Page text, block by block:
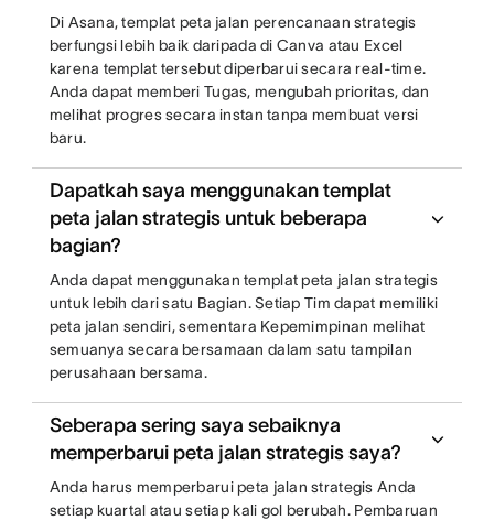
Di Asana, templat peta jalan perencanaan strategis
berfungsi lebih baik daripada di Canva atau Excel
karena templat tersebut diperbarui secara real-time.
Anda dapat memberi Tugas, mengubah prioritas, dan
melihat progres secara instan tanpa membuat versi
baru.
Dapatkah saya menggunakan templat
peta jalan strategis untuk beberapa
bagian?
Anda dapat menggunakan templat peta jalan strategis
untuk lebih dari satu Bagian. Setiap Tim dapat memiliki
peta jalan sendiri, sementara Kepemimpinan melihat
semuanya secara bersamaan dalam satu tampilan
perusahaan bersama.
Seberapa sering saya sebaiknya
memperbarui peta jalan strategis saya?
Anda harus memperbarui peta jalan strategis Anda
setiap kuartal atau setiap kali gol berubah. Pembaruan